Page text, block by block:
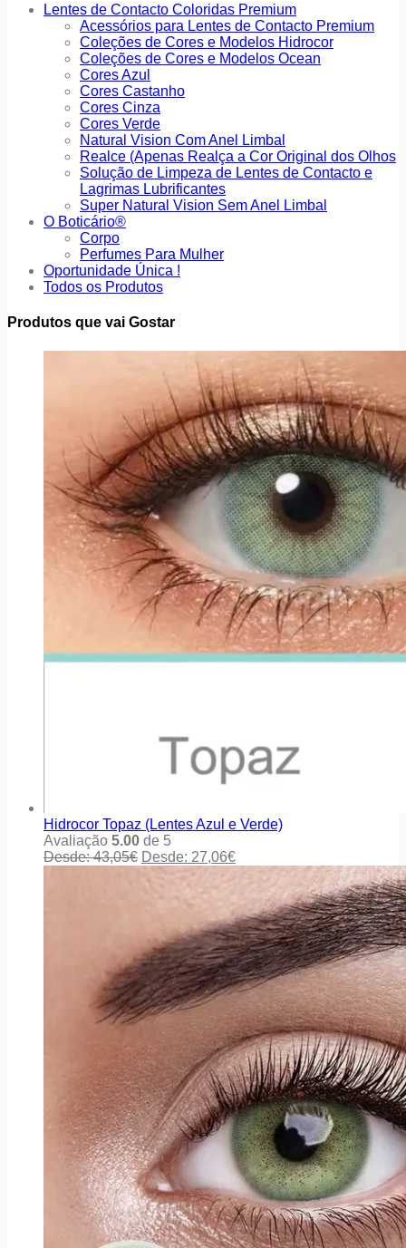
Lentes de Contacto Coloridas Premium
Acessórios para Lentes de Contacto Premium
Coleções de Cores e Modelos Hidrocor
Coleções de Cores e Modelos Ocean
Cores Azul
Cores Castanho
Cores Cinza
Cores Verde
Natural Vision Com Anel Limbal
Realce (Apenas Realça a Cor Original dos Olhos
Solução de Limpeza de Lentes de Contacto e
Lagrimas Lubrificantes
Super Natural Vision Sem Anel Limbal
O Boticário®
Corpo
Perfumes Para Mulher
Oportunidade Única !
Todos os Produtos
Produtos que vai Gostar
Hidrocor Topaz (Lentes Azul e Verde)
Avaliação 5.00 de 5
Desde:43,05€ Desde: 27,06€